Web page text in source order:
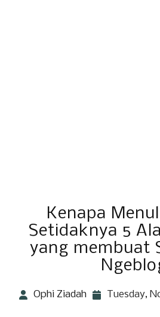
Kenapa
Setidaknya 5
yang membuat
Ophi Ziadah Tuesday,